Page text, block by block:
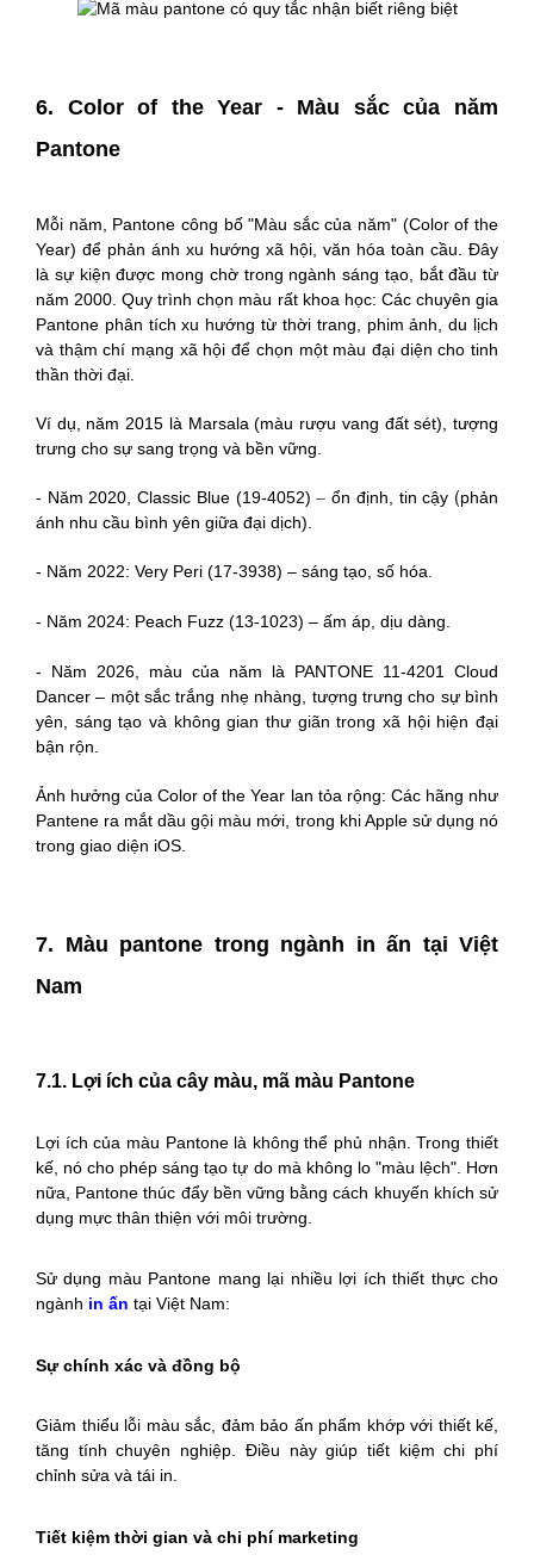
6. Color of the Year - Màu sắc của năm
Pantone
Mỗi năm, Pantone công bố "Màu sắc của năm" (Color of the
Year) để phản ánh xu hướng xã hội, văn hóa toàn cầu. Đây
là sự kiện được mong chờ trong ngành sáng tạo, bắt đầu từ
năm 2000. Quy trình chọn màu rất khoa học: Các chuyên gia
Pantone phân tích xu hướng từ thời trang, phim ảnh, du lịch
và thậm chí mạng xã hội để chọn một màu đại diện cho tinh
thần thời đại.
Ví dụ, năm 2015 là Marsala (màu rượu vang đất sét), tượng
trưng cho sự sang trọng và bền vững.
- Năm 2020, Classic Blue (19-4052)–ổn định, tin cậy (phản
ánh nhu cầu bình yên giữa đại dịch).
- Năm 2022: Very Peri (17-3938) – sáng tạo, số hóa.
- Năm 2024: Peach Fuzz (13-1023) – ấm áp, dịu dàng.
- Năm 2026, màu của năm là PANTONE 11-4201 Cloud
Dancer – một sắc trắng nhẹ nhàng, tượng trưng cho sự bình
yên, sáng tạo và không gian thư giãn trong xã hội hiện đại
bận rộn.
Ảnh hưởng của Color of the Year lan tỏa rộng: Các hãng như
Pantene ra mắt dầu gội màu mới, trong khi Apple sử dụng nó
trong giao diện iOS.
7. Màu pantone trong ngành in ấn tại Việt
Nam
7.1. Lợi ích của cây màu, mã màu Pantone
Lợi ích của màu Pantone là không thể phủ nhận. Trong thiết
kế, nó cho phép sáng tạo tự do mà không lo "màu lệch". Hơn
nữa, Pantone thúc đẩy bền vững bằng cách khuyến khích sử
dụng mực thân thiện với môi trường.
Sử dụng màu Pantone mang lại nhiều lợi ích thiết thực cho
ngành in ấn tại Việt Nam:
Sự chính xác và đồng bộ
Giảm thiểu lỗi màu sắc, đảm bảo ấn phẩm khớp với thiết kế,
tăng tính chuyên nghiệp. Điều này giúp tiết kiệm chi phí
chỉnh sửa và tái in.
Tiết kiệm thời gian và chi phí marketing